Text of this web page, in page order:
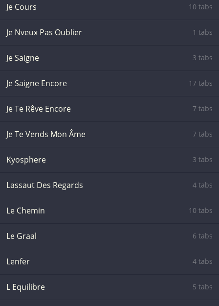
Je Cours 10 tabs
Je Nveux Pas Oublier 1 tabs
Je Saigne 3 tabs
Je Saigne Encore 17 tabs
Je Te Rêve Encore 7 tabs
Je Te Vends Mon Âme 7 tabs
Kyosphere 3 tabs
Lassaut Des Regards 4 tabs
Le Chemin 10 tabs
Le Graal 6 tabs
Lenfer 4 tabs
L Equilibre 5 tabs